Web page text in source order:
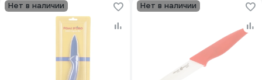
Нет в наличии Нет в наличии